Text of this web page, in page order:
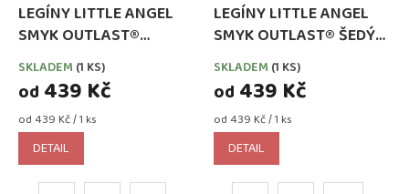
LEGÍNY LITTLE ANGEL
SMYK OUTLAST®
SMARAGD
SKLADEM (1 KS)
od 439 Kč
Měrná
cena:
od 439 Kč / 1 ks
DETAIL
LEGÍNY LITTLE ANGEL
SMYK OUTLAST® ŠEDÝ
MELÍR
SKLADEM (1 KS)
od 439 Kč
Měrná
cena:
od 439 Kč / 1 ks
DETAIL